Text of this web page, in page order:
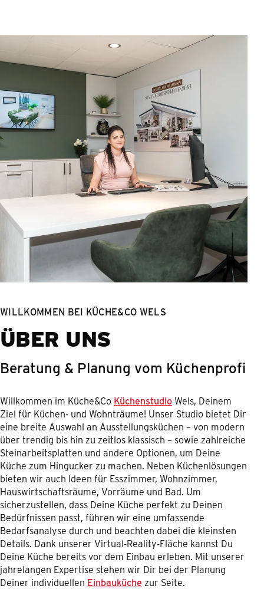
WILLKOMMEN BEI KÜCHE&CO WELS
ÜBER UNS
Beratung & Planung vom Küchenprofi
Willkommen im Küche&Co Küchenstudio Wels, Deinem
Ziel für Küchen- und Wohnträume! Unser Studio bietet Dir
eine breite Auswahl an Ausstellungsküchen – von modern
über trendig bis hin zu zeitlos klassisch – sowie zahlreiche
Steinarbeitsplatten und andere Optionen, um Deine
Küche zum Hingucker zu machen. Neben Küchenlösungen
bieten wir auch Ideen für Esszimmer, Wohnzimmer,
Hauswirtschaftsräume, Vorräume und Bad. Um
sicherzustellen, dass Deine Küche perfekt zu Deinen
Bedürfnissen passt, führen wir eine umfassende
Bedarfsanalyse durch und beachten dabei die kleinsten
Details. Dank unserer Virtual-Reality-Fläche kannst Du
Deine Küche bereits vor dem Einbau erleben. Mit unserer
jahrelangen Expertise stehen wir Dir bei der Planung
Deiner individuellen Einbauküche zur Seite.